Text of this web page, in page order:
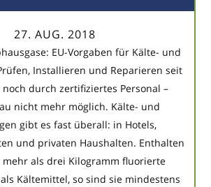
27. AUG. 2018
EU-Vorgaben für Kälte- und
Installieren und Reparieren seit
noch durch zertifiziertes Personal –
nicht mehr möglich. Kälte- und
gibt es fast überall: in Hotels,
und privaten Haushalten. Enthalten
mehr als drei Kilogramm fluorierte
Kältemittel, so sind sie mindestens